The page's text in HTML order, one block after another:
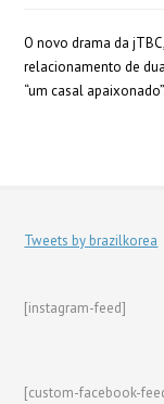
O novo drama da
relacionamento de
“um casal apaixonado”.
Tweets by brazilkorea
[instagram-feed]
[custom-facebook-